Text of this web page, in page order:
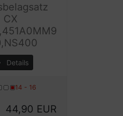
CX
Details
14 - 16
44,90 EUR